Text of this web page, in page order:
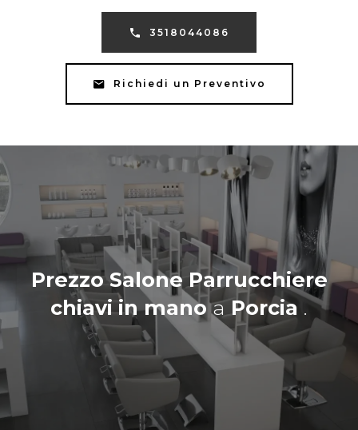
3518044086
Richiedi un Preventivo
Prezzo Salone Parrucchiere
chiavi in manoaPorcia .